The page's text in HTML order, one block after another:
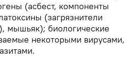
(асбест, компоненты
(загрязнители
мышьяк); биологические
некоторыми вирусами,